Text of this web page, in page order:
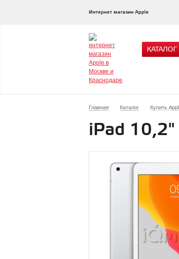
Интернет магазин Apple
КАТАЛОГ
Главная Каталог Купить
iPad